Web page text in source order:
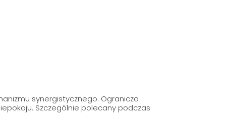
synergistycznego. Ogranicza
Szczególnie polecany podczas